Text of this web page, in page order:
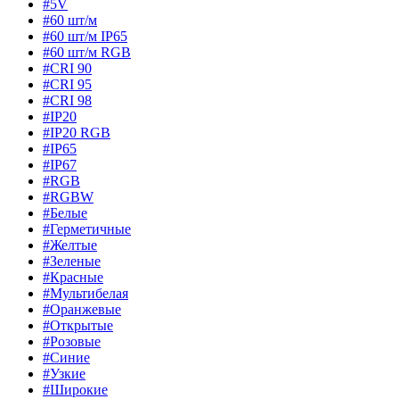
#5V
#60 шт/м
#60 шт/м IP65
#60 шт/м RGB
#CRI 90
#CRI 95
#CRI 98
#IP20
#IP20 RGB
#IP65
#IP67
#RGB
#RGBW
#Белые
#Герметичные
#Желтые
#Зеленые
#Красные
#Мультибелая
#Оранжевые
#Открытые
#Розовые
#Синие
#Узкие
#Широкие